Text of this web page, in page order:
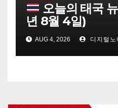
오늘의 태국
년 8월 4일)
AUG 4, 2026 디지털노